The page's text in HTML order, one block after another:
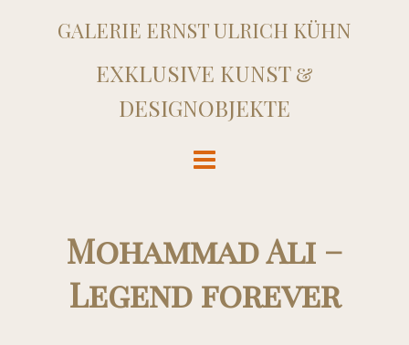
GALERIE ERNST ULRICH KÜHN
EXKLUSIVE KUNST &
DESIGNOBJEKTE
Mohammad Ali –
Legend forever